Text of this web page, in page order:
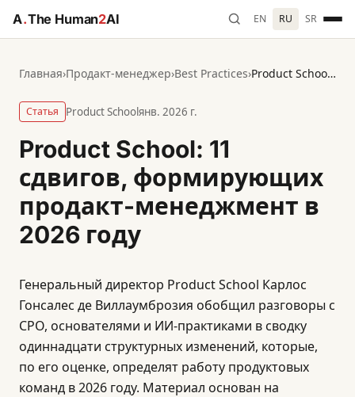
A.The Human2AI EN RU SR
Главная›Продакт-менеджер›Best Practices› Product School: 11 сдвигов, формирующих продакт-менеджмент в 2026 году
Статья Product Schoolянв. 2026 г.
Product School: 11
сдвигов, формирующих
продакт-менеджмент в
2026 году
Генеральный директор Product School Карлос
Гонсалес де Виллаумброзия обобщил разговоры с
CPO, основателями и ИИ-практиками в сводку
одиннадцати структурных изменений, которые,
по его оценке, определят работу продуктовых
команд в 2026 году. Материал основан на